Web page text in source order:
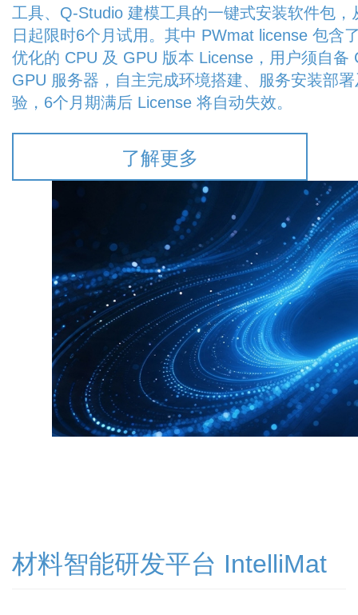
工具、Q-Studio 建模工具的一键式安装软件包，
日起限时6个月试用。其中 PWmat license 包含
优化的 CPU 及 GPU 版本 License，用户须自备
GPU 服务器，自主完成环境搭建、服务安装部
验，6个月期满后 License 将自动失效。
了解更多
材料智能研发平台 IntelliMat